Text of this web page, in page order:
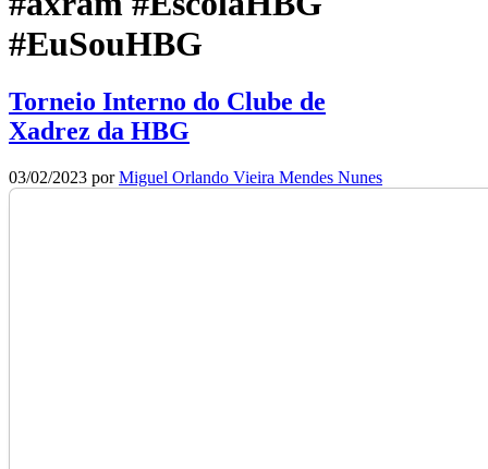
#EuSouHBG
Torneio Interno do Clube de
Xadrez da HBG
03/02/2023 porMiguel Orlando Vieira Mendes Nunes